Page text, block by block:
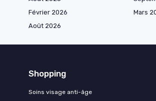
Février 2026
Mars
Août 2026
Shopping
Soins visage anti-âge